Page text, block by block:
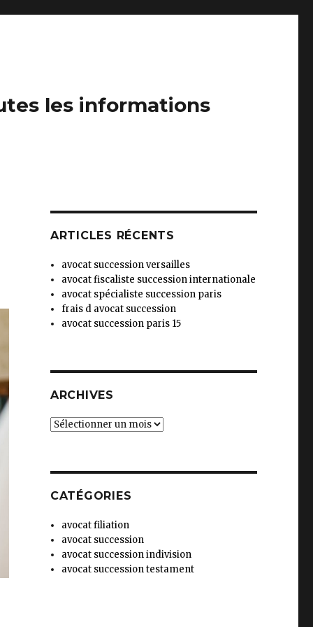
les informations
ARTICLES RÉCENTS
avocat succession versailles
avocat fiscaliste succession internationale
avocat spécialiste succession paris
frais d avocat succession
avocat succession paris 15
ARCHIVES
Archives
CATÉGORIES
avocat filiation
avocat succession
avocat succession indivision
avocat succession testament